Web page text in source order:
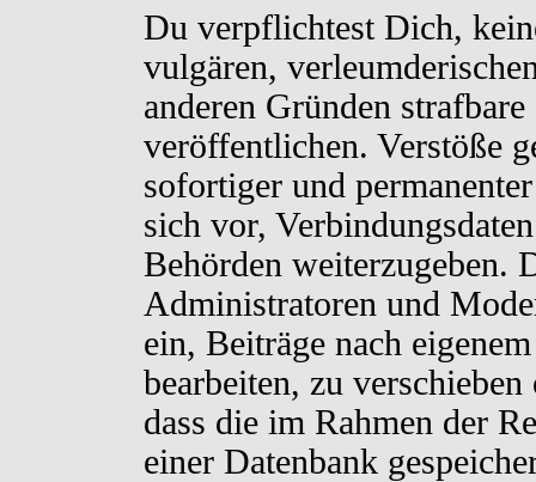
Du verpflichtest Dich,
vulgären,
anderen Gründen
veröffentlichen. Verstöße
sofortiger und
sich vor,
Behörden weiterzugeben.
Administratoren und
ein, Beiträge nach
bearbeiten, zu
dass die im Rahmen der
einer Datenbank